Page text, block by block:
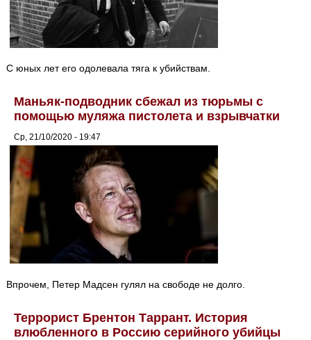
С юных лет его одолевала тяга к убийствам.
Маньяк-подводник сбежал из тюрьмы с
помощью муляжа пистолета и взрывчатки
Ср, 21/10/2020 - 19:47
Впрочем, Петер Мадсен гулял на свободе не долго.
Террорист Брентон Таррант. История
влюбленного в Россию серийного убийцы